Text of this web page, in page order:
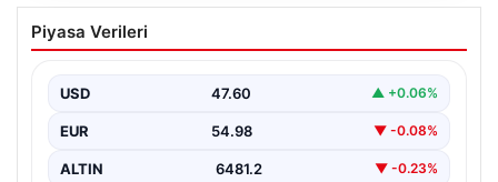
Eğitim Uçağı Sert İnişle Kaza Yaptı,
Öğrenci Pilot Yaralandı
yakınlarında gerçekleştirilen eğitim uçuşu sırasında
beklenmedik bir kaza yaşandı.…
Piyasa Verileri
USD 47.60 ▲ +0.06%
EUR 54.98 ▼ -0.08%
ALTIN 6481.2 ▼ -0.23%